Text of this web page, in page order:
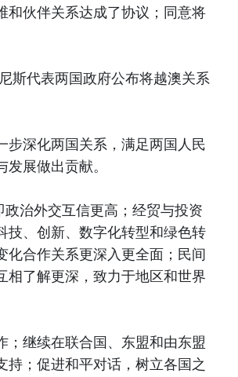
和伙伴关系达成了协议；同意将
斯代表两国政府公布将越澳关系
步深化两国关系，满足两国人民
展做出贡献。
治外交互信更高；经贸与投资
技、创新、数字化转型和绿色转
化合作关系更深入更全面；民间
相了解更深，致力于地区和世界
；继续在联合国、东盟和由东盟
持；促进和平对话，树立各国之